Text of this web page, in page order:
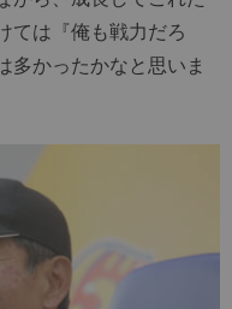
ては『俺も戦力だろ
多かったかなと思いま